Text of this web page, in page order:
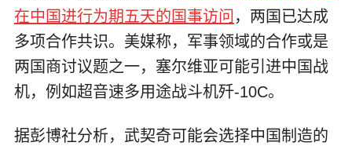
在中国进行为期五天的国事访问 ，两国已达成
多项合作共识。美媒称，军事领域的合作或是
两国商讨议题之一，塞尔维亚可能引进中国战
机，例如超音速多用途战斗机歼-10C。
据彭博社分析，武契奇可能会选择中国制造的